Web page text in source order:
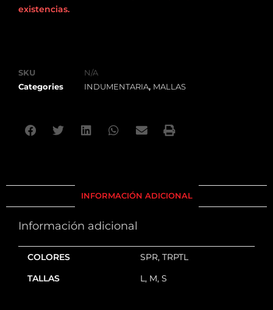
existencias.
SKU
N/A
Categories
INDUMENTARIA, MALLAS
INFORMACIÓN ADICIONAL
Información adicional
COLORES
SPR, TRPTL
TALLAS
L, M, S